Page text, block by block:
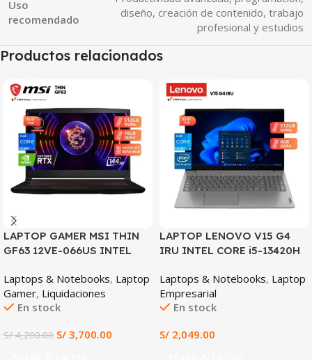
Uso
recomendado
diseño, creación de contenido, trabajo
profesional y estudios
Productos relacionados
SALE
LAPTOP GAMER MSI THIN
GF63 12VE-066US INTEL
512GB SSD NVIDIA
GEFORCE RTX 4050 6GB
15.6″ FHD 144HZ WINDOWS
Laptops & Notebooks, Laptop
Gamer, Liquidaciones
En stock
S/4,200.00 S/ 3,700.00
LAPTOP LENOVO V15 G4
IRU INTEL CORE i5-13420H
15.6″ FHD INTEL UHD
GRAPHICS WIN 11
PREINSTALADO (Lenovo
Laptops & Notebooks, Laptop
Empresarial
En stock
S/ 2,049.00